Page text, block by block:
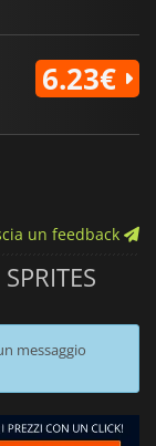
6.23€
un feedback
messaggio